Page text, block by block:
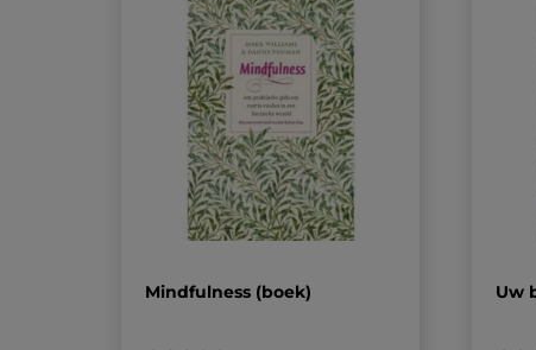
Mindfulness (boek) Uw